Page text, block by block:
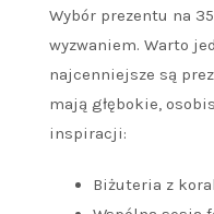
Wybór prezentu na
wyzwaniem. Warto
najcenniejsze są
mają głębokie,
inspiracji:
Biżuteria z